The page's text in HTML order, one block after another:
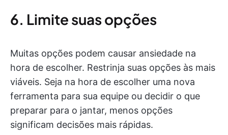
6. Limite suas opções
Muitas opções podem causar ansiedade na
hora de escolher. Restrinja suas opções às mais
viáveis. Seja na hora de escolher uma nova
ferramenta para sua equipe ou decidir o que
preparar para o jantar, menos opções
significam decisões mais rápidas.